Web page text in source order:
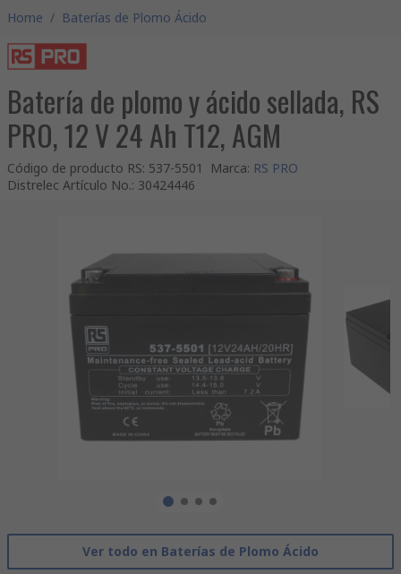
Home / Baterías de Plomo Ácido
Batería de plomo y ácido sellada, RS
PRO, 12 V 24 Ah T12, AGM
Código de producto RS: 537-5501 Marca: RS PRO
Distrelec Artículo No.: 30424446
Ver todo en Baterías de Plomo Ácido